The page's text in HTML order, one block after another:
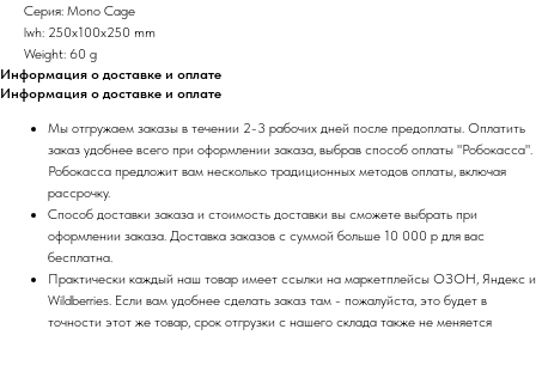
Серия: Mono Cage
lwh: 250x100x250 mm
Weight: 60 g
Информация о доставке и оплате
Информация о доставке и оплате
Мы отгружаем заказы в течении 2-3 рабочих дней после предоплаты. Оплатить
заказ удобнее всего при оформлении заказа, выбрав способ оплаты "Робокасса".
Робокасса предложит вам несколько традиционных методов оплаты, включая
рассрочку.
Способ доставки заказа и стоимость доставки вы сможете выбрать при
оформлении заказа. Доставка заказов с суммой больше 10 000 р для вас
бесплатна.
Практически каждый наш товар имеет ссылки на маркетплейсы ОЗОН, Яндекс и
Wildberries. Если вам удобнее сделать заказ там - пожалуйста, это будет в
точности этот же товар, срок отгрузки с нашего склада также не меняется